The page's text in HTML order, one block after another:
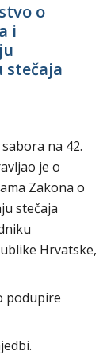
o
i
stečaja
na 42.
je o
Zakona o
stečaja
Hrvatske,
podupire